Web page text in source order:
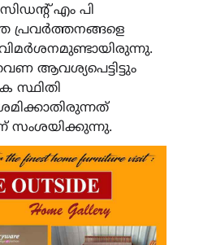
എം പി
പ്രവർത്തനങ്ങളെ
ആവശ്യപെട്ടിട്ടും
സ്ഥിതി
സംശയിക്കുന്നു.